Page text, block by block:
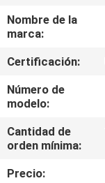
SOBRE
NOSOTROS
VIAJE
DE
LA
Nombre de la
marca:
Certificación:
Número de
modelo:
Cantidad de
orden mínima:
Precio: